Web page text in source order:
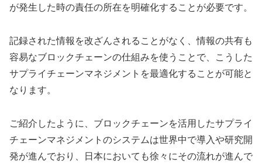
が発生した時の責任の所在を明確化することが必要です。
記録された情報を改ざんされることがなく、情報の共有も
容易なブロックチェーンの仕組みを使うことで、こうした
サプライチェーンマネジメントを最適化することが可能と
なります。
ご紹介したように、ブロックチェーンを活用したサプライ
チェーンマネジメントのシステムは世界中で導入や研究開
発が進んでおり、日本においても徐々にその流れが進んで